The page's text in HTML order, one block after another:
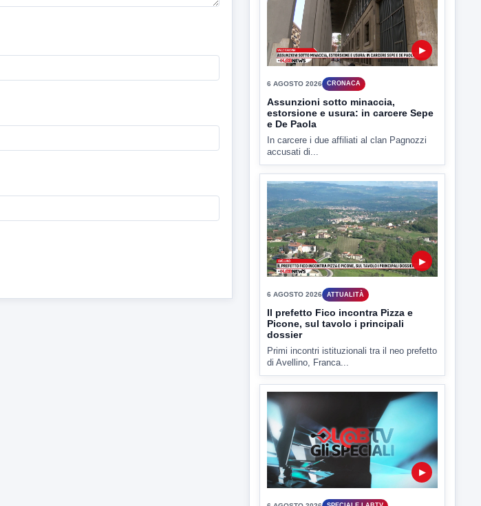
TUTTI I VIDEO
6 AGOSTO 2026
Assunzioni sotto minaccia,
estorsione e usura: in carcere Sepe
e De Paola
In carcere i due affiliati al clan Pagnozzi
accusati di...
6 AGOSTO 2026 ATTUALITÀ
Il prefetto Fico incontra Pizza e
Picone, sul tavolo i principali
dossier
Primi incontri istituzionali tra il neo prefetto
di Avellino, Franca...